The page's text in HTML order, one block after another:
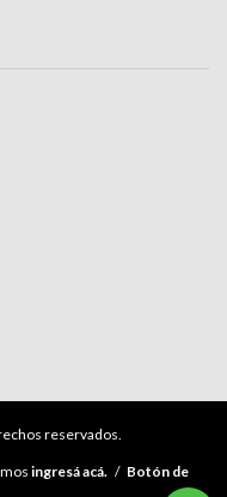
reservados.
ingresá acá. / Botón de